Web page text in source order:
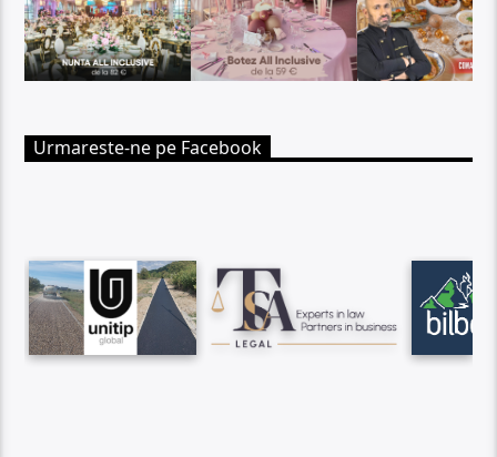
Urmareste-ne pe Facebook